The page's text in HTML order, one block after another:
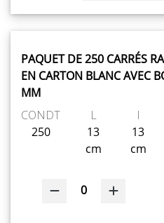
PAQUET DE 250 CARRÉS
EN CARTON BLANC AVEC
MM
CONDT
250
L
13
cm
l
13
cm
0